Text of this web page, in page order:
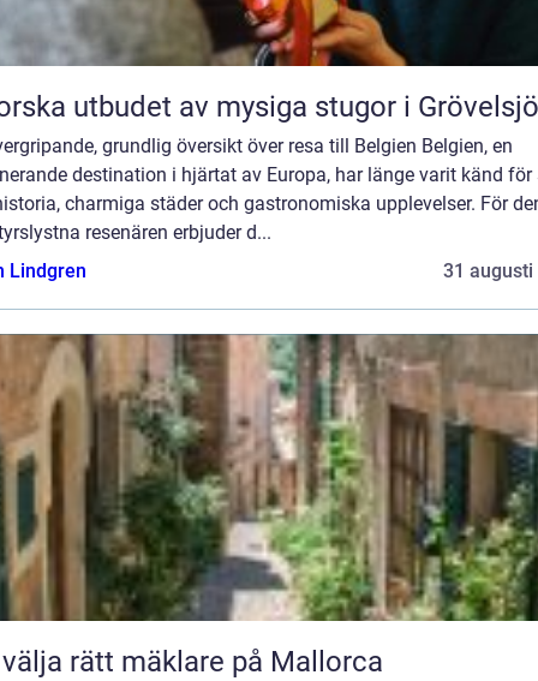
utbudet av mysiga stugor i
grundlig översikt över resa till Belgien Belgien, en
destination i hjärtat av Europa, har länge varit känd för
charmiga städer och gastronomiska upplevelser. För
resenären erbjuder d...
Lindgren
31 augusti
rätt mäklare på Mallorca